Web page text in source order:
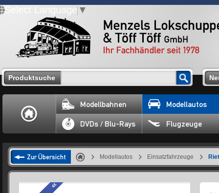
Select Language ▼
Produktsuche
Modellbahnen Modellautos
DVDs / Blu-Rays Flugzeuge
Zur Übersicht Modellautos Einsatzfahrzeuge